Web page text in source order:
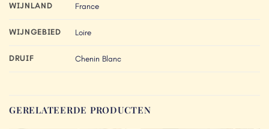
WIJNLAND France
WIJNGEBIED Loire
DRUIF Chenin Blanc
GERELATEERDE PRODUCTEN